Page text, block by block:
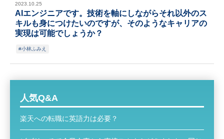
2023.10.25
AIエンジニアです。技術を軸にしながらそれ以外のス
キルも身につけたいのですが、そのようなキャリアの
実現は可能でしょうか？
小林ふみえ
人気Q&A
楽天への転職に英語力は必要？